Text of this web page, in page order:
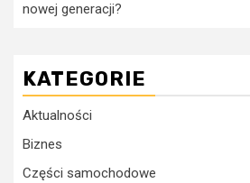
nowej generacji?
KATEGORIE
Aktualności
Biznes
Części samochodowe